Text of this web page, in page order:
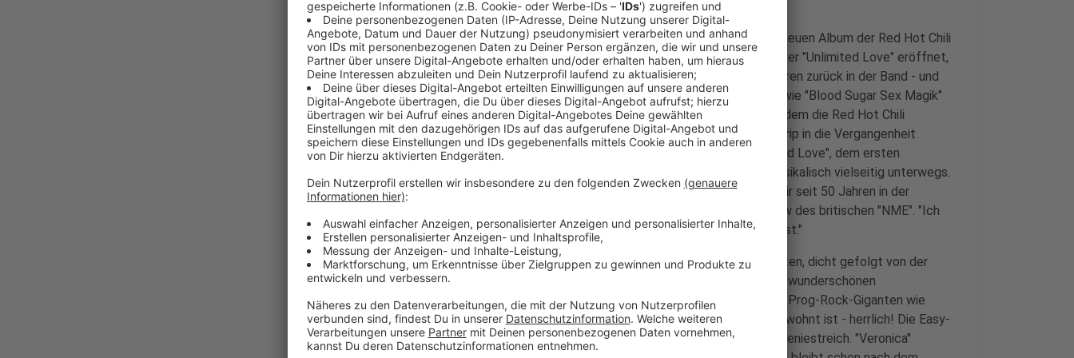
(dpa) - Da klingt etwas anders und gleichzeitig vertraut auf dem neuen Album der Red Hot Chili
Peppers. Auf der Single "Black Summer", die ihren neuen Longplayer "Unlimited Love" eröffnet,
hört man es sofort: Saitenmagier John Frusciante ist nach 15 Jahren zurück in der Band - und
mit ihm auch dieser ganz besondere Gitarrensound, der Klassiker wie "Blood Sugar Sex Magik"
oder "Californication" prägte. Auch Starproduzent Rick Rubin, mit dem die Red Hot Chili
Peppers ihre größten Erfolge feierten, ist wieder an Bord. Einen Trip in die Vergangenheit
machen die Kalifornier nach ihrer Reunion nicht. Auch auf "Unlimited Love", dem ersten
Studioalbum seit "The Getaway" von 2016, sind sie wie immer musikalisch vielseitig unterwegs.
"Ich wollte wirklich nicht dieselbe alte Geschichte erzählen, die wir seit 50 Jahren in der
Rockmusik hören", betonte Frontmann Anthony Kiedis im Interview des britischen "NME". "Ich
wollte in 10 000 Richtungen schauen und sehen, was da draußen ist."
So überrascht der Song "Aquatic Mouth Dance" mit Jazz-Elementen, dicht gefolgt von der
sanften, traurigen Pianoballade "Not The One", die Frusciante mit wunderschönen
atmosphärischen Gitarrensounds anreichert, wie man sie eher von Prog-Rock-Giganten wie
David Gilmour von Pink Floyd oder Steve Rothery von Marillion gewohnt ist - herrlich! Die Easy-
Listening-Trompeten bei "Let 'Em Cry" sind ebenfalls ein kleiner Geniestreich. "Veronica"